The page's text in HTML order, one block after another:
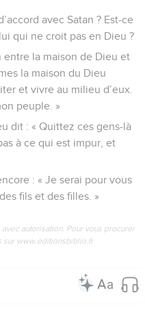
avec Satan ? Est-ce
qui ne croit pas en Dieu ?
entre la maison de Dieu et
la maison du Dieu
et vivre au milieu d’eux.
peuple. »
dit : « Quittez ces gens-là
à ce qui est impur, et
: « Je serai pour vous
fils et des filles. »
autorisation. Pour vous procurer
sur www.editionsbiblio.fr